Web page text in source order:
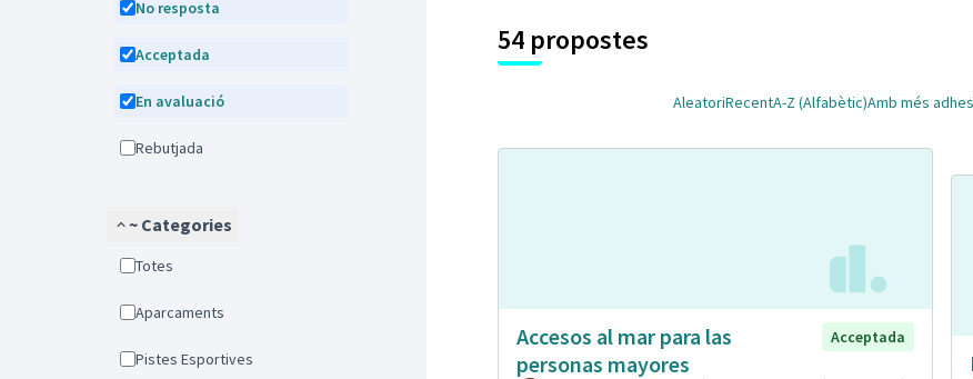
No resposta
Acceptada
En avaluació
Rebutjada
~ Categories
Totes
Aparcaments
Pistes Esportives
54 propostes
AleatoriRecentA-Z (Alfabètic)Amb més
Accesos al mar para las
personas mayores
Acceptada